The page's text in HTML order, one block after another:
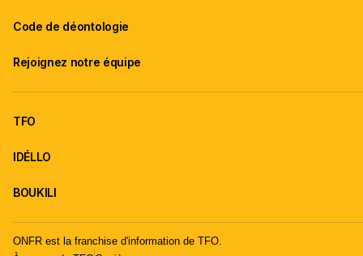
Code de déontologie
Rejoignez notre équipe
TFO
IDÉLLO
BOUKILI
ONFR est la franchise d'information de TFO.